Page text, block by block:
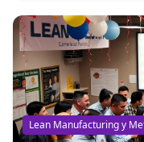
Lean Manufacturing y